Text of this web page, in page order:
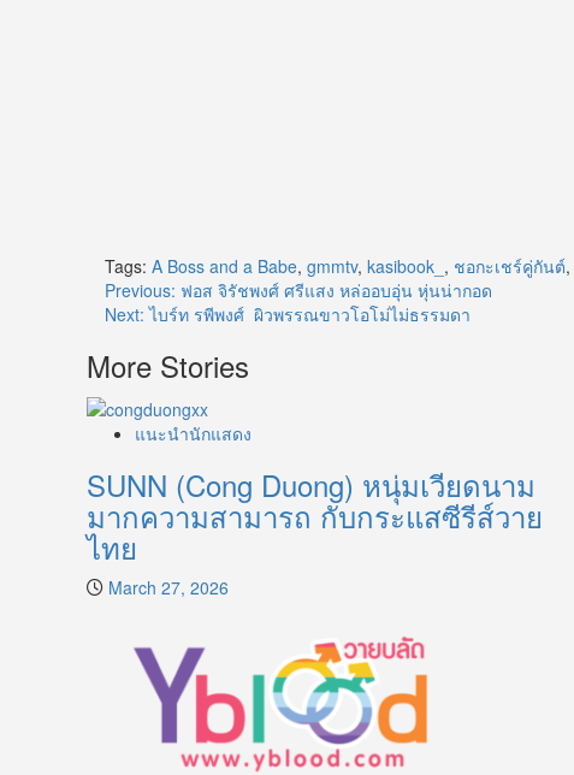
Tags: A Boss and a Babe, gmmtv, kasibook_ , ชอกะเชร์คู่กันต์,
Post
navigation
Previous: ฟอส จิรัชพงศ์ ศรีแสง หล่ออบอุ่น หุ่นน่ากอด
Next:ไบร์ท รพีพงศ์ ผิวพรรณขาวโอโม่ไม่ธรรมดา
More Stories
แนะนำนักแสดง
SUNN (Cong Duong) หนุ่มเวียดนาม
มากความสามารถ กับกระแสซีรีส์วาย
ไทย
March 27, 2026